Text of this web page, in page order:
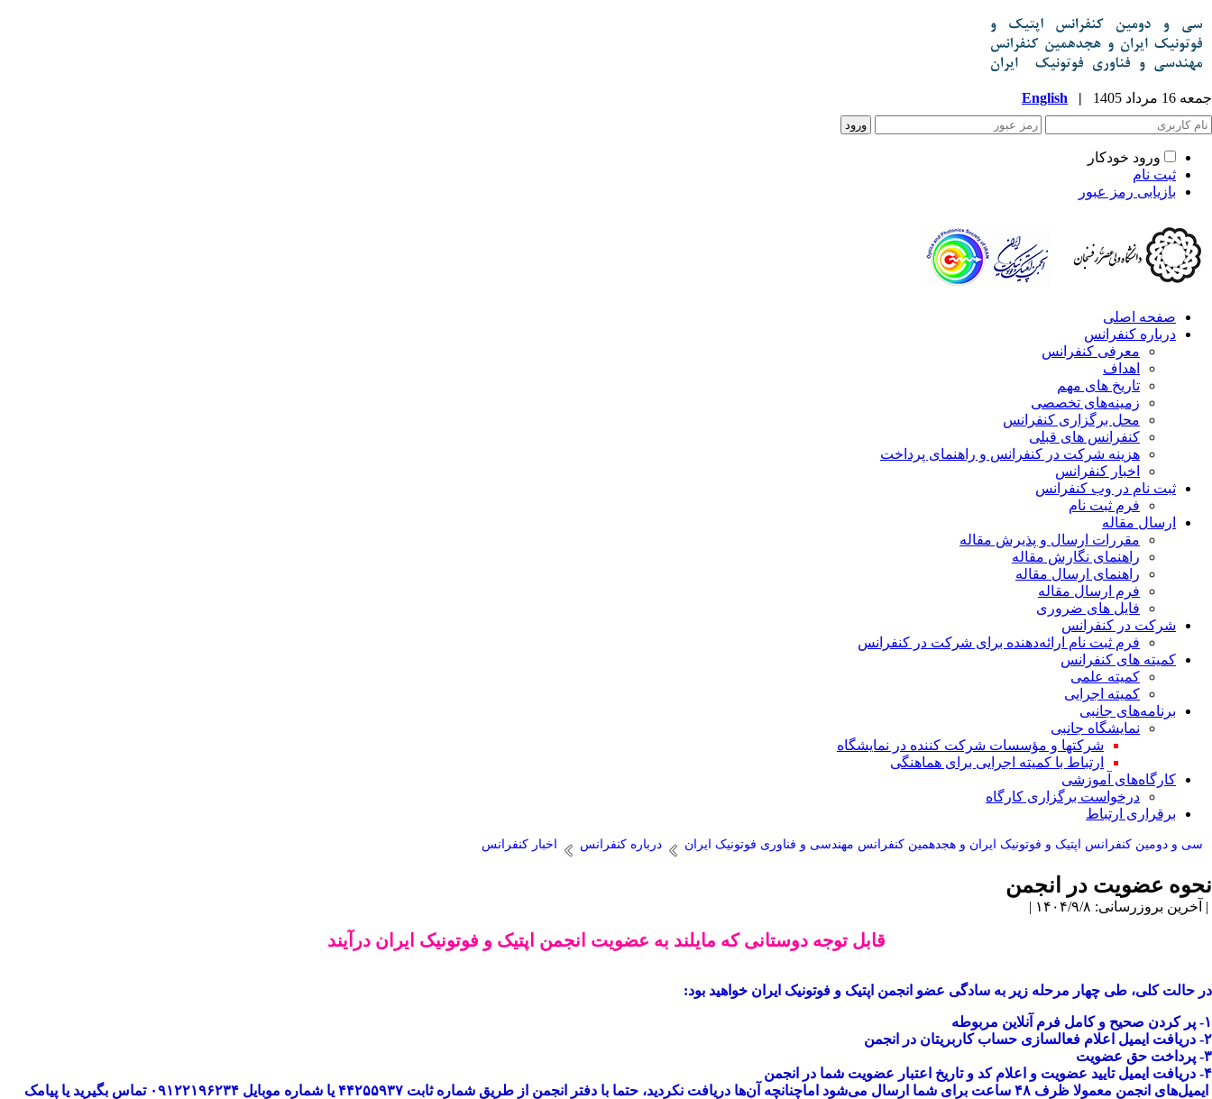
جمعه 16 مرداد 1405 |
English
ورود خودکار
ثبت نام
بازیابی رمز عبور
صفحه اصلی
درباره کنفرانس
معرفی کنفرانس
اهداف
تاریخ های مهم
زمینه‌های تخصصی
محل برگزاری کنفرانس
کنفرانس های قبلی
هزینه‌ شرکت در کنفرانس و راهنمای پرداخت
اخبار کنفرانس
ثبت نام در وب‌ کنفرانس
فرم ثبت نام
ارسال مقاله
مقررات ارسال و پذیرش مقاله
راهنمای نگارش مقاله
راهنمای ارسال مقاله
فرم ارسال مقاله
فایل های ضروری
شرکت در کنفرانس
فرم ثبت نام ارائه‌دهنده برای شرکت در کنفرانس
کمیته های کنفرانس
کمیته علمی
کمیته اجرایی
برنامه‌های جانبی
نمایشگاه جانبی
شرکتها و مؤسسات شرکت کننده در نمایشگاه
ارتباط با کمیته اجرایی برای هماهنگی
کارگاه‌های آموزشی
درخواست برگزاری کارگاه
برقراری ارتباط
سی و دومین کنفرانس اپتيک و فوتونيک ایران و هجدهمين کنفرانس مهندسی و فناوری فوتونيک ايران درباره کنفرانس اخبار کنفرانس
نحوه عضویت در انجمن
| آخرین بروزرسانی: ۱۴۰۴/۹/۸ |
قابل توجه دوستانی که مایلند به عضویت انجمن اپتیک و فوتونیک ایران درآیند
در حالت کلی، طی چهار مرحله زیر به سادگی عضو انجمن اپتیک و فوتونیک ایران خواهید بود:
۱- پر کردن صحیح و کامل فرم آنلاین مربوطه
۲- دریافت ایمیل اعلام فعالسازی حساب کاربریتان در انجمن
۳- پرداخت حق عضویت
۴- دریافت ایمیل تایید عضویت و اعلام کد و تاریخ اعتبار عضویت شما در انجمن
ایمیل‌های انجمن معمولا ظرف ۴۸ ساعت برای شما ارسال می‌شود اماچنانچه آن‌ها دریافت نکردید، حتما با دفتر انجمن از طریق شماره ثابت ۴۴۲۵۵۹۳۷ یا شماره موبایل ۰۹۱۲۲۱۹۶۲۳۴ تماس بگیرید یا پیامک